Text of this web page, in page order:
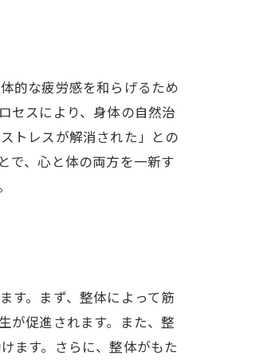
的な疲労感を和らげるため
セスにより、身体の自然治
トレスが解消された」との
で、心と体の両方を一新す
す。まず、整体によって筋
が促進されます。また、整
ます。さらに、整体がもた